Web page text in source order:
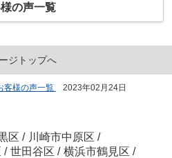
の声一覧
ジトップへ
客様の声一覧 2023年02月24日
区 / 川崎市中原区 /
/ 世田谷区 / 横浜市鶴見区 /